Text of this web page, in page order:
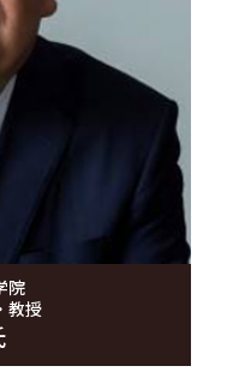
院
教授